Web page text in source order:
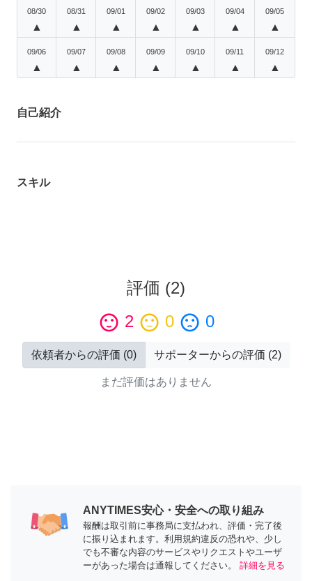
08/30
▲
08/31
▲
09/01
▲
09/02
▲
09/03
▲
09/04
▲
09/05
▲
09/06
▲
09/07
▲
09/08
▲
09/09
▲
09/10
▲
09/11
▲
09/12
▲
自己紹介
スキル
評価 (2)
sentiment_satisfied 2 sentiment_neutral 0 sentiment_dissatisfied 0
依頼者からの評価 (0) サポーターからの評価 (2)
まだ評価はありません
ANYTIMES安心・安全への取り組み
報酬は取引前に事務局に支払われ、評価・完了後
に振り込まれます。利用規約違反の恐れや、少し
でも不審な内容のサービスやリクエストやユーザ
ーがあった場合は通報してください。
詳細を見る